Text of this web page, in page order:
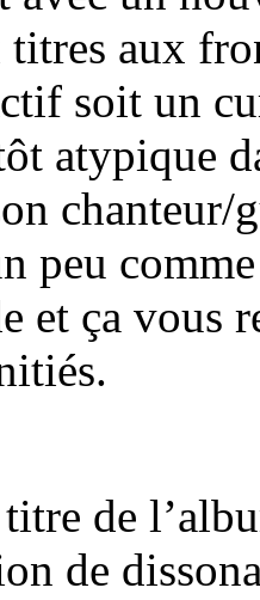
titres aux
soit un
atypique
peu
et ça vous
titre de
de